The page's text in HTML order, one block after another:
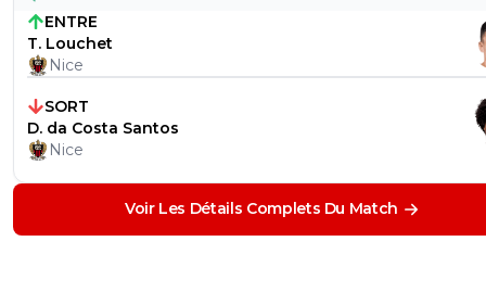
ENTRE
T. Louchet
Nice
SORT
D. da Costa Santos
Nice
Voir Les Détails Complets Du Match